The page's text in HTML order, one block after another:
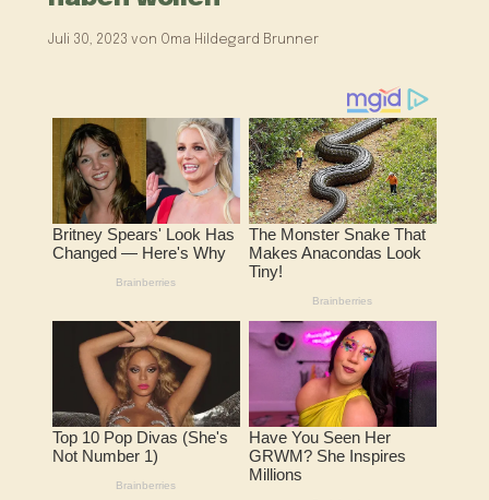
Juli 30, 2023 von Oma Hildegard Brunner